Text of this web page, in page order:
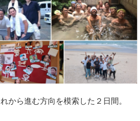
から進む方向を模索した２日間。